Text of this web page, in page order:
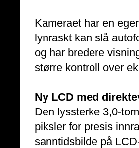
Kameraet har en
lynraskt kan slå
og har bredere
større kontroll over
Ny LCD med
Den lyssterke 3,0-
piksler for presis
sanntidsbilde på